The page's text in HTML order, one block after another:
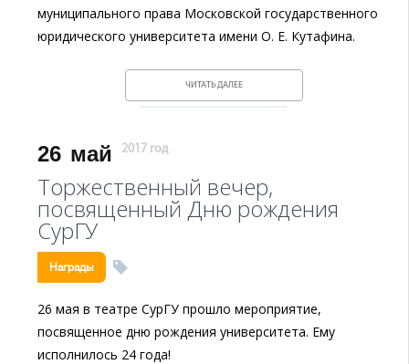
муниципального права Московской государственного
юридического университета имени О. Е. Кутафина.
ЧИТАТЬ ДАЛЕЕ
26 май 2017 год
Торжественный вечер,
посвященный Дню рождения
СурГУ
Награды
26 мая в театре СурГУ прошло мероприятие,
посвященное дню рождения университета. Ему
исполнилось 24 года!